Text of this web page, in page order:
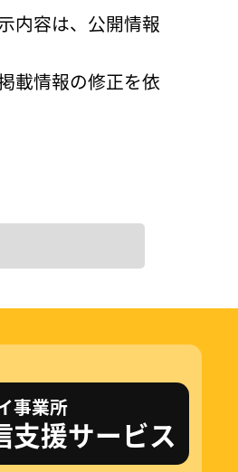
内容は、公開情報
載情報の修正を依
事業所
支援サービス